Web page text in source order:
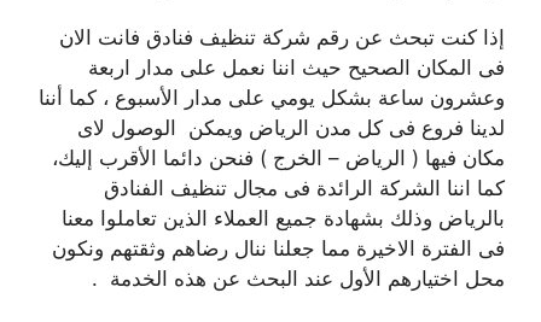
إذا كنت تبحث عن رقم شركة تنظيف فنادق فانت الان
فى المكان الصحيح حيث اننا نعمل على مدار اربعة
وعشرون ساعة بشكل يومي على مدار الأسبوع ، كما أننا
لدينا فروع فى كل مدن الرياض ويمكن الوصول لاى
مكان فيها ( الرياض – الخرج ) فنحن دائما الأقرب إليك،
كما اننا الشركة الرائدة فى مجال تنظيف الفنادق
بالرياض وذلك بشهادة جميع العملاء الذين تعاملوا معنا
فى الفترة الاخيرة مما جعلنا ننال رضاهم وثقتهم ونكون
محل اختيارهم الأول عند البحث عن هذه الخدمة .